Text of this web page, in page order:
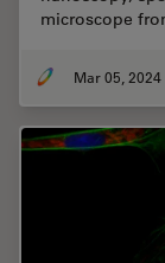
microscope
Mar 05, 2024